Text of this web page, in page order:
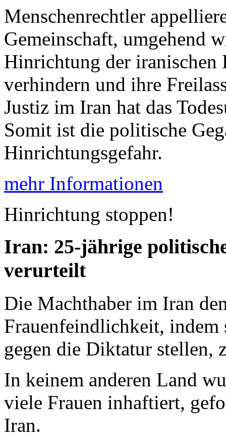
Menschenrechtler
Gemeinschaft, umgehend
Hinrichtung der iranischen
verhindern und ihre
Justiz im Iran hat das
Somit ist die politische
Hinrichtungsgefahr.
mehr Informationen
Hinrichtung stoppen!
Iran: 25-jährige
verurteilt
Die Machthaber im Iran
Frauenfeindlichkeit, indem
gegen die Diktatur stellen,
In keinem anderen Land
viele Frauen inhaftiert,
Iran.